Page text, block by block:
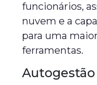
funcionários,
nuvem e a
para uma
ferramentas.
Autogestão